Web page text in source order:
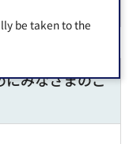
be taken to the
にみなさまのご